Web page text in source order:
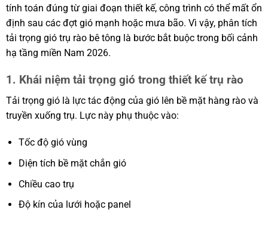
tính toán đúng từ giai đoạn thiết kế, công trình có thể mất ổn
định sau các đợt gió mạnh hoặc mưa bão. Vì vậy, phân tích
tải trọng gió trụ rào bê tông là bước bắt buộc trong bối cảnh
hạ tầng miền Nam 2026.
1. Khái niệm tải trọng gió trong thiết kế trụ rào
Tải trọng gió là lực tác động của gió lên bề mặt hàng rào và
truyền xuống trụ. Lực này phụ thuộc vào:
Tốc độ gió vùng
Diện tích bề mặt chắn gió
Chiều cao trụ
Độ kín của lưới hoặc panel